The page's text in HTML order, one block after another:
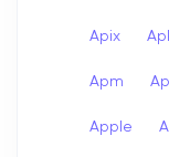
Apix
Apm
Apple